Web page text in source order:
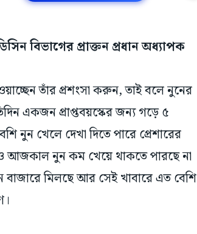
বিভাগের প্রাক্তন প্রধান অধ্যাপক
তাঁর প্রশংসা করুন, তাই বলে নুনের
একজন প্রাপ্তবয়স্কের জন্য গড়ে ৫
নুন খেলে দেখা দিতে পারে প্রেশারের
আজকাল নুন কম খেয়ে থাকতে পারছে না
মিলছে আর সেই খাবারে এত বেশি